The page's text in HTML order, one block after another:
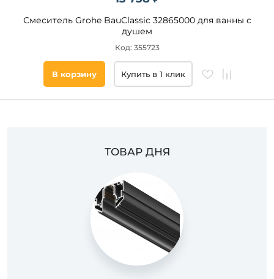
Смеситель Grohe BauClassic 32865000 для ванны с
душем
Код: 355723
В корзину Купить в 1 клик
ТОВАР ДНЯ